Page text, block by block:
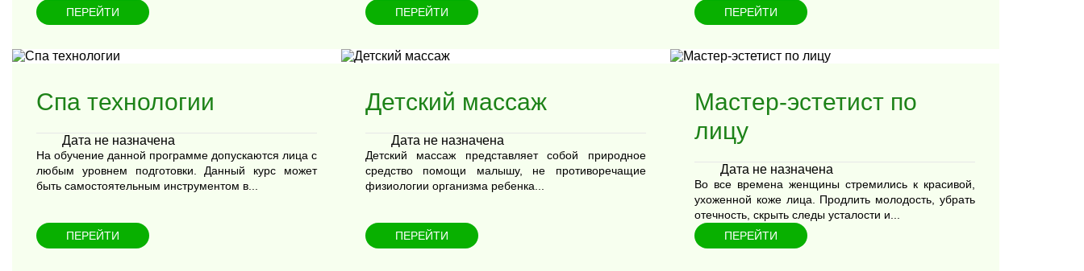
ПЕРЕЙТИ
ПЕРЕЙТИ
ПЕРЕЙТИ
Спа технологии
Дата не назначена
На обучение данной программе допускаются лица с
любым уровнем подготовки. Данный курс может
быть самостоятельным инструментом в...
ПЕРЕЙТИ
Детский массаж
Дата не назначена
Детский массаж представляет собой природное
средство помощи малышу, не противоречащие
физиологии организма ребенка...
ПЕРЕЙТИ
Мастер-эстетист по
лицу
Дата не назначена
Во все времена женщины стремились к красивой,
ухоженной коже лица. Продлить молодость, убрать
отечность, скрыть следы усталости и...
ПЕРЕЙТИ